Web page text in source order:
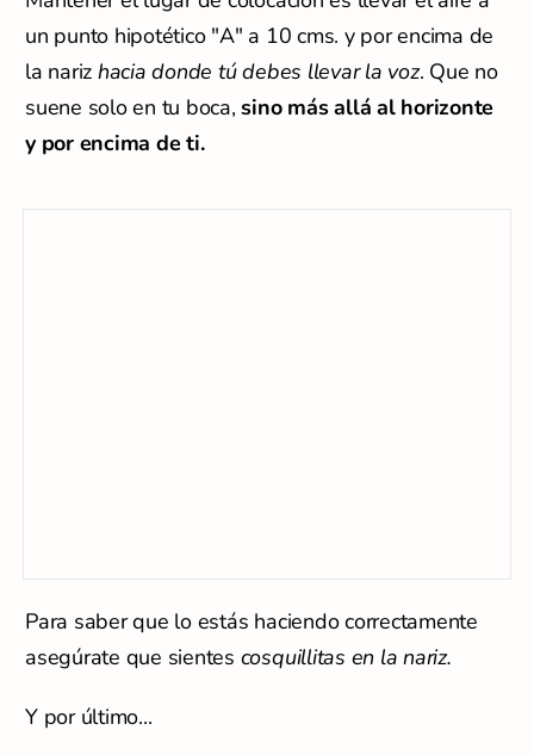
un punto hipotético "A" a 10 cms. y por encima de
la nariz hacia donde tú debes llevar la voz. Que no
suene solo en tu boca,sino más allá al horizonte
y por encima de ti.
Para saber que lo estás haciendo correctamente
asegúrate que sientes cosquillitas en la nariz.
Y por último...